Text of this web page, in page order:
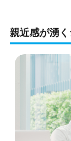
親近感が湧